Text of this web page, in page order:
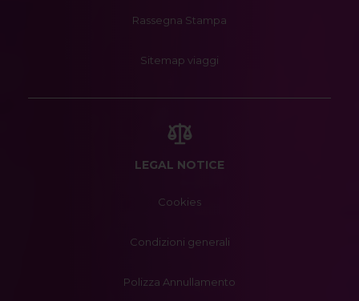
Rassegna Stampa
Sitemap viaggi
LEGAL NOTICE
Cookies
Condizioni generali
Polizza Annullamento